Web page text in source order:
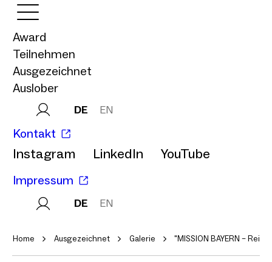
Award
Teilnehmen
Ausgezeichnet
Auslober
DE EN
Kontakt
Instagram LinkedIn YouTube
Impressum
DE EN
Home Ausgezeichnet Galerie "MISSION BAYERN –